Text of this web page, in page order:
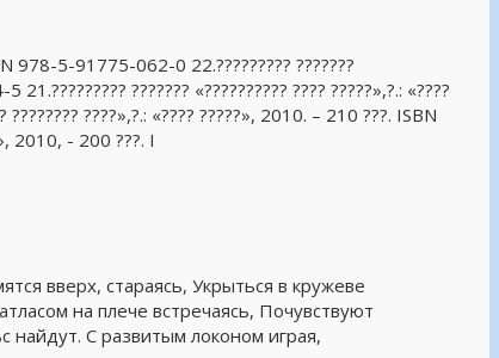
978-5-91775-062-0 22.????????? ???????
??????? «?????????? ???? ?????»,?.: «????
????»,?.: «???? ?????», 2010. – 210 ???. ISBN
2010, - 200 ???. I
вверх, стараясь, Укрыться в кружеве
на плече встречаясь, Почувствуют
найдут. С развитым локоном играя,